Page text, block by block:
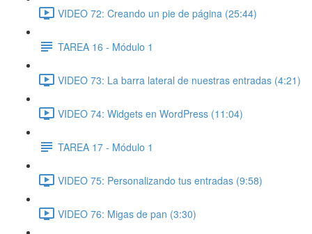
VIDEO 72: Creando un pie de página (25:44)
TAREA 16 - Módulo 1
VIDEO 73: La barra lateral de nuestras entradas (4:21)
VIDEO 74: Widgets en WordPress (11:04)
TAREA 17 - Módulo 1
VIDEO 75: Personalizando tus entradas (9:58)
VIDEO 76: Migas de pan (3:30)